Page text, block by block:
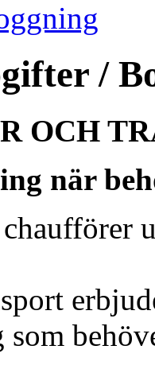
/
OCH
när
som